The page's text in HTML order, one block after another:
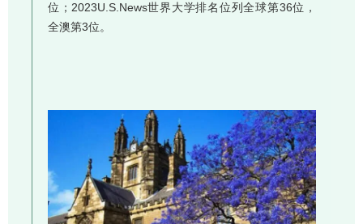
位；2023U.S.News世界大学排名位列全球第36位，
全澳第3位。